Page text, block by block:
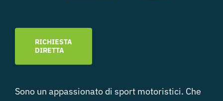
RICHIESTA
DIRETTA
Sono un appassionato di sport motoristici. Che